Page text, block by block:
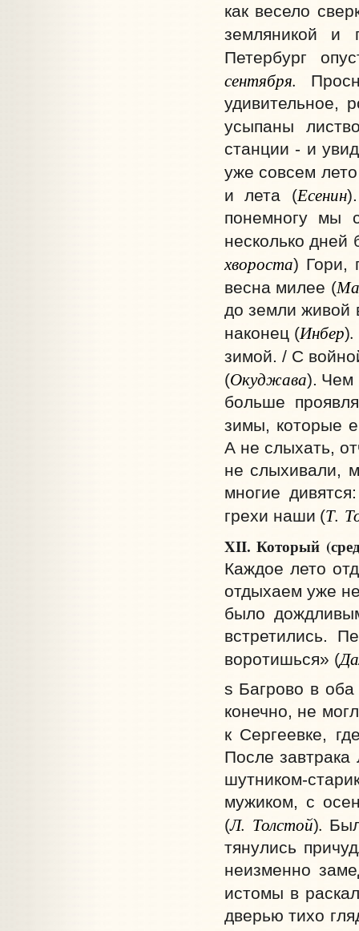
как весело
земляникой и
Петербург
сентября.
удивительное,
усыпаны
станции - и
уже совсем
и лета (Есенин
понемногу мы
несколько дней
хвороста) Гори,
весна милее (
до земли живой
наконец (Инбер).
зимой. / С
(Окуджава). Чем
больше
зимы, которые
А не слыхать,
не слыхивали,
многие
грехи наши (Т.
XII. Который
Каждое лето
отдыхаем уже
было
встретились.
воротишься» (
s Багрово в
конечно, не
к Сергеевке,
После
шутником-
мужиком, с
(Л. Толстой).
тянулись
неизменно
истомы в
дверью тихо